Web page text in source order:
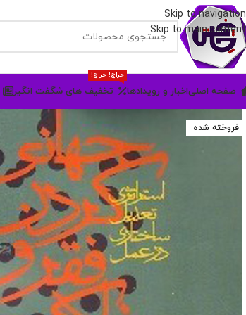
Skip to navigation
Skip to main content
صفحه اصلیاخبار و رویدادها تخفیف های شگفت انگیز
حراج! حراج!
فروخته شده